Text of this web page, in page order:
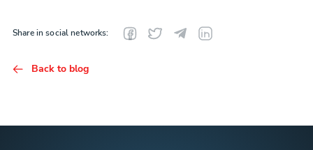
Share in social networks:
Back to blog